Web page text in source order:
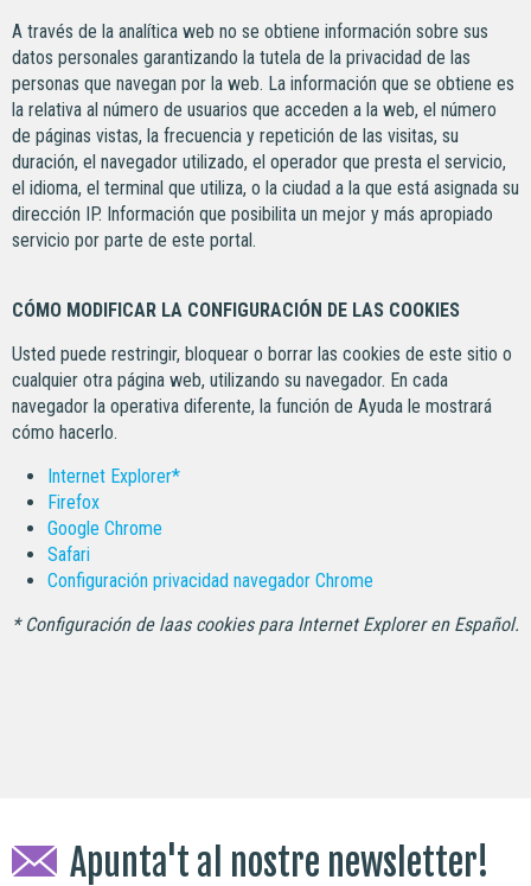
A través de la analítica web no se obtiene información sobre sus
datos personales garantizando la tutela de la privacidad de las
personas que navegan por la web. La información que se obtiene es
la relativa al número de usuarios que acceden a la web, el número
de páginas vistas, la frecuencia y repetición de las visitas, su
duración, el navegador utilizado, el operador que presta el servicio,
el idioma, el terminal que utiliza, o la ciudad a la que está asignada su
dirección IP. Información que posibilita un mejor y más apropiado
servicio por parte de este portal.
CÓMO MODIFICAR LA CONFIGURACIÓN DE LAS COOKIES
Usted puede restringir, bloquear o borrar las cookies de este sitio o
cualquier otra página web, utilizando su navegador. En cada
navegador la operativa diferente, la función de Ayuda le mostrará
cómo hacerlo.
Internet Explorer*
Firefox
Google Chrome
Safari
Configuración privacidad navegador Chrome
* Configuración de laas cookies para Internet Explorer en Español.
Apunta't al nostre newsletter!